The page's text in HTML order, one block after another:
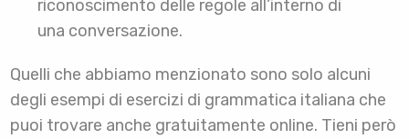
riconoscimento delle regole all’interno di
una conversazione.
Quelli che abbiamo menzionato sono solo alcuni
degli esempi di esercizi di grammatica italiana che
puoi trovare anche gratuitamente online. Tieni però